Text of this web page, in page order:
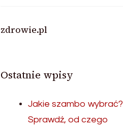
zdrowie.pl
Ostatnie wpisy
Jakie szambo wybrać?
Sprawdź, od czego